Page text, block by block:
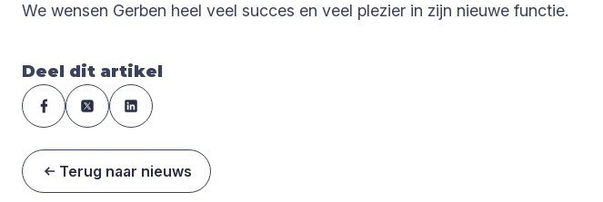
We wensen Gerben heel veel succes en veel plezier in zijn nieuwe functie.
Deel dit artikel
Terug naar nieuws